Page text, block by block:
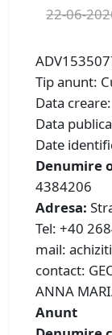
22-06-
Tip anunt:
Data
Data
Date
Denumire
4384206
Adresa:
Tel: +40
mail:
contact:
ANNA
Anunt